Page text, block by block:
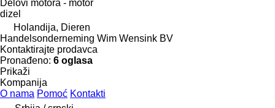
Delovi motora - motor
dizel
Holandija, Dieren
Handelsonderneming Wim Wensink BV
Kontaktirajte prodavca
Pronađeno: 6 oglasa
Prikaži
Kompanija
O nama Pomoć Kontakti